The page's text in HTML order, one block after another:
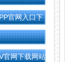
官网入口下
官网下载网站